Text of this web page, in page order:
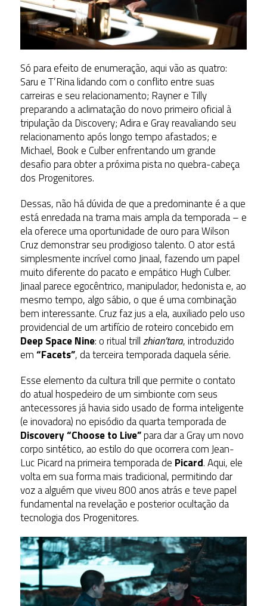
Só para efeito de enumeração, aqui vão as quatro:
Saru e T’Rina lidando com o conflito entre suas
carreiras e seu relacionamento; Rayner e Tilly
preparando a aclimatação do novo primeiro oficial à
tripulação da Discovery; Adira e Gray reavaliando seu
relacionamento após longo tempo afastados; e
Michael, Book e Culber enfrentando um grande
desafio para obter a próxima pista no quebra-cabeça
dos Progenitores.
Dessas, não há dúvida de que a predominante é a que
está enredada na trama mais ampla da temporada – e
ela oferece uma oportunidade de ouro para Wilson
Cruz demonstrar seu prodigioso talento. O ator está
simplesmente incrível como Jinaal, fazendo um papel
muito diferente do pacato e empático Hugh Culber.
Jinaal parece egocêntrico, manipulador, hedonista e, ao
mesmo tempo, algo sábio, o que é uma combinação
bem interessante. Cruz faz jus a ela, auxiliado pelo uso
providencial de um artifício de roteiro concebido em
Deep Space Nine: o ritual trillzhian’tara, introduzido
em“Facets”, da terceira temporada daquela série.
Esse elemento da cultura trill que permite o contato
do atual hospedeiro de um simbionte com seus
antecessores já havia sido usado de forma inteligente
(e inovadora) no episódio da quarta temporada de
Discovery“Choose to Live”para dar a Gray um novo
corpo sintético, ao estilo do que ocorrera com Jean-
Luc Picard na primeira temporada de Picard. Aqui, ele
volta em sua forma mais tradicional, permitindo dar
voz a alguém que viveu 800 anos atrás e teve papel
fundamental na revelação e posterior ocultação da
tecnologia dos Progenitores.